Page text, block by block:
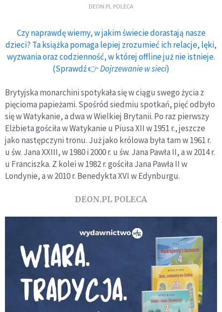
DEON.PL POLECA
Czy naprawdę wiemy, w jakim świecie dorastają nasze
dzieci? Ta książka pomaga lepiej zrozumieć ich relacje, lęki,
wyzwania oraz codzienność, w której offline już nie istnieje.
(Sprawdź 👉Dojrzewanie w sieci)
Brytyjska monarchini spotykała się w ciągu swego życia z
pięcioma papieżami. Spośród siedmiu spotkań, pięć odbyło
się w Watykanie, a dwa w Wielkiej Brytanii. Po raz pierwszy
Elżbieta gościła w Watykanie u Piusa XII w 1951 r., jeszcze
jako następczyni tronu. Już jako królowa była tam w 1961 r.
u św. Jana XXIII, w 1980 i 2000 r. u św. Jana Pawła II, a w 2014 r.
u Franciszka. Z kolei w 1982 r. gościła Jana Pawła II w
Londynie, a w 2010 r. Benedykta XVI w Edynburgu.
DEON.PL POLECA